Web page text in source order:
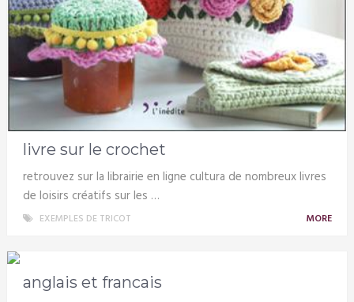
livre sur le crochet
retrouvez sur la librairie en ligne cultura de nombreux livres
de loisirs créatifs sur les …
EXEMPLES DE TRICOT MORE
anglais et francais